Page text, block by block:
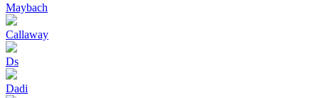
Maybach
Callaway
Ds
Dadi